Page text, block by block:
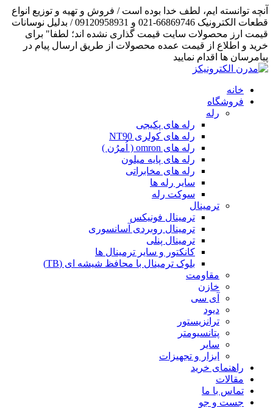
آنچه توانسته ایم، لطف خدا بوده است / فروش و تهیه و توزیع انواع
قطعات الکترونیک 66869746-021 و 09120958931 / بدلیل نوسانات
قیمت ارز محصولات سایت قیمت گذاری نشده اند؛ لطفا" برای
خرید و اطلاع از قیمت عمده محصولات از طریق ارسال پیام در
پیامرسان ها اقدام نمایید
خانه
فروشگاه
رله
رله های پکیجی
رله های کولری NT90
رله های omron ( اُمرُن )
رله های پایه میلون
رله های مخابراتی
سایر رله ها
سوکت رله
ترمینال
ترمینال فونیکس
ترمینال روبردی آسانسوری
ترمینال پنلی
کانکتور و سایر ترمینال ها
بلوک ترمینال با محافظ شیشه ای (TB)
مقاومت
خازن
آی سی
دیود
ترانزیستور
پتانسیومتر
سایر
ابزار و تجهیزات
راهنمای خرید
مقالات
تماس با ما
جست و جو